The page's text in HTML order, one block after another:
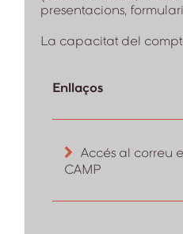
presentacions,
La capacitat del
Enllaços
Accés al correu
CAMP